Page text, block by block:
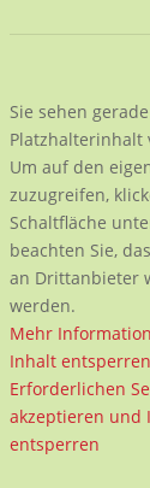
Sie sehen
Platzhalterinhalt
Um auf den
zuzugreifen,
Schaltfläche
beachten Sie,
an Drittanbieter
werden.
Mehr
Inhalt entsperren
Erforderlichen
akzeptieren und
entsperren